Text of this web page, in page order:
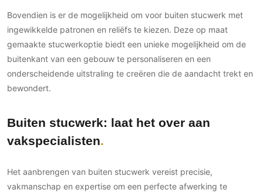
Bovendien is er de mogelijkheid om voor buiten stucwerk met
ingewikkelde patronen en reliëfs te kiezen. Deze op maat
gemaakte stucwerkoptie biedt een unieke mogelijkheid om de
buitenkant van een gebouw te personaliseren en een
onderscheidende uitstraling te creëren die de aandacht trekt en
bewondert.
Buiten stucwerk: laat het over aan
vakspecialisten
Het aanbrengen van buiten stucwerk vereist precisie,
vakmanschap en expertise om een perfecte afwerking te